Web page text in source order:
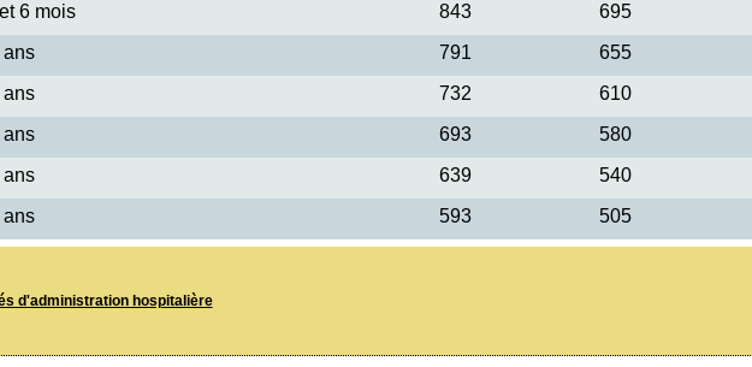
6 mois 843 695
ans 791 655
ans 732 610
ans 693 580
ans 639 540
ans 593 505
d'administration hospitalière